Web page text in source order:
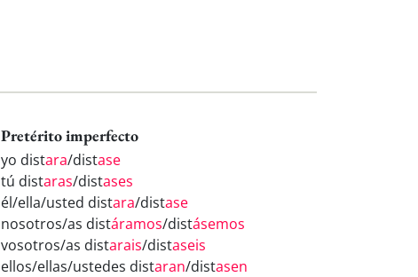
Pretérito imperfecto
yo distara/distase
tú distaras/distases
él/ella/usted distara/distase
nosotros/as distáramos/distásemos
vosotros/as distarais/distaseis
ellos/ellas/ustedes distaran/distasen